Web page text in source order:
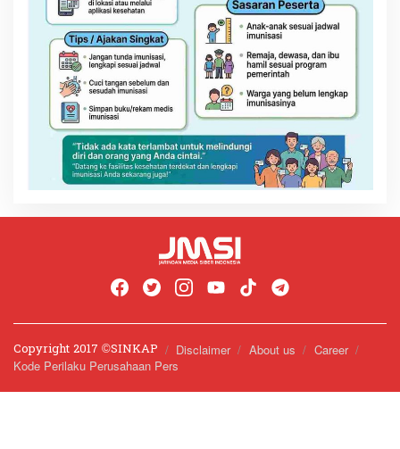
Copyright 2017 ©️SINKAP Disclaimer About us
Career
Kode Perilaku Perusahaan Pers